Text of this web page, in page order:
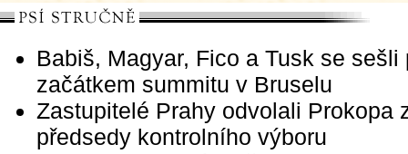
Babiš, Magyar, Fico a Tusk se sešli
začátkem summitu v Bruselu
Zastupitelé Prahy odvolali Prokopa
předsedy kontrolního výboru